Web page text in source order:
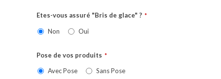
Etes-vous assuré "Bris de glace" ? *
Non Oui
Pose de vos produits *
Avec Pose Sans Pose